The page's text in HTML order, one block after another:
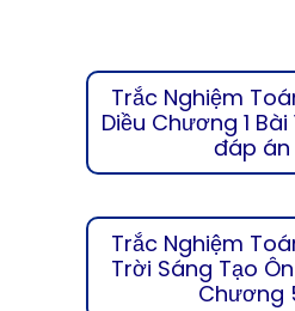
Trắc Nghiệm
Diều Chương 1
đáp án
Trắc Nghiệm
Trời Sáng Tạo
Chương